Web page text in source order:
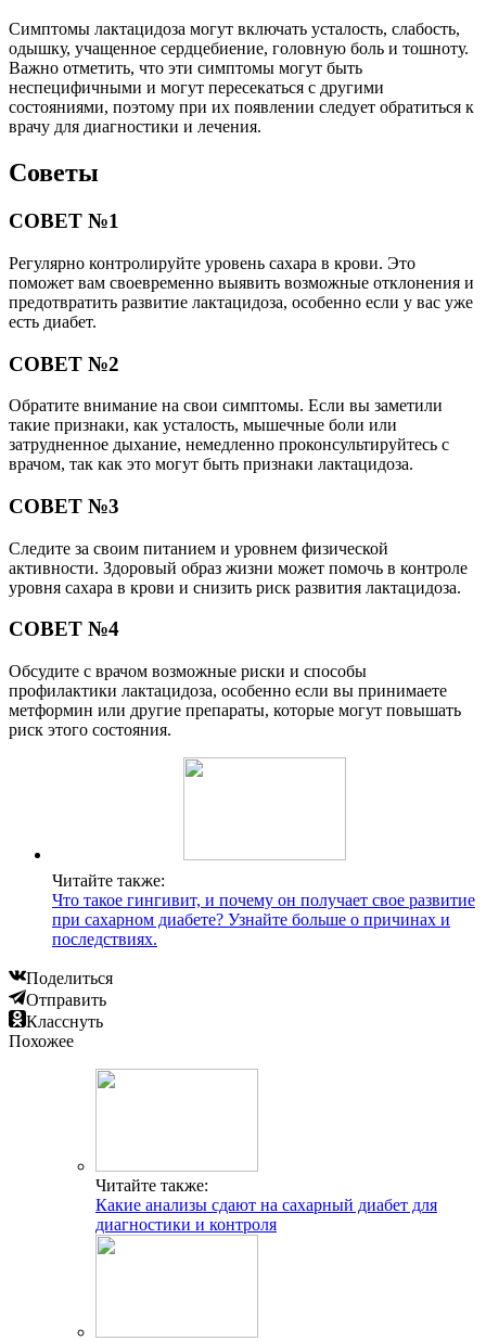
Симптомы лактацидоза могут включать усталость, слабость,
одышку, учащенное сердцебиение, головную боль и тошноту.
Важно отметить, что эти симптомы могут быть
неспецифичными и могут пересекаться с другими
состояниями, поэтому при их появлении следует обратиться к
врачу для диагностики и лечения.
Советы
СОВЕТ №1
Регулярно контролируйте уровень сахара в крови. Это
поможет вам своевременно выявить возможные отклонения и
предотвратить развитие лактацидоза, особенно если у вас уже
есть диабет.
СОВЕТ №2
Обратите внимание на свои симптомы. Если вы заметили
такие признаки, как усталость, мышечные боли или
затрудненное дыхание, немедленно проконсультируйтесь с
врачом, так как это могут быть признаки лактацидоза.
СОВЕТ №3
Следите за своим питанием и уровнем физической
активности. Здоровый образ жизни может помочь в контроле
уровня сахара в крови и снизить риск развития лактацидоза.
СОВЕТ №4
Обсудите с врачом возможные риски и способы
профилактики лактацидоза, особенно если вы принимаете
метформин или другие препараты, которые могут повышать
риск этого состояния.
Читайте также:
Что такое гингивит, и почему он получает свое развитие
при сахарном диабете? Узнайте больше о причинах и
последствиях.
Поделиться
Отправить
Класснуть
Похожее
Читайте также:
Какие анализы сдают на сахарный диабет для
диагностики и контроля